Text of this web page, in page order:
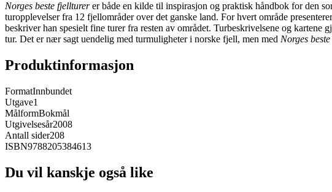
Norges beste fjellturerer både en kilde til inspirasjon og praktisk håndbok for den
turopplevelser fra 12 fjellområder over det ganske land. For hvert område
beskriver han spesielt fine turer fra resten av området. Turbeskrivelsene og
tur. Det er nær sagt uendelig med turmuligheter i norske fjell, men med Norges
Produktinformasjon
FormatInnbundet
Utgave1
MålformBokmål
Utgivelsesår2008
Antall sider208
ISBN9788205384613
Du vil kanskje også like